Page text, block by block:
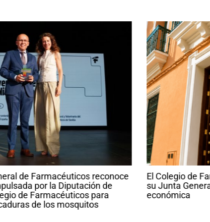
El Colegio de Farmacéuticos de Sevilla celebra
su Junta General consolidando su recuperación
económica